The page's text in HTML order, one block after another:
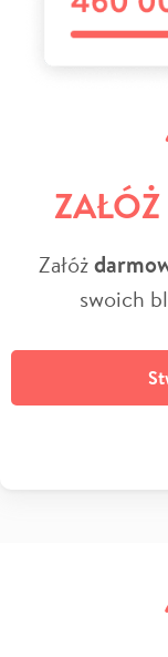
Załóż
swoich